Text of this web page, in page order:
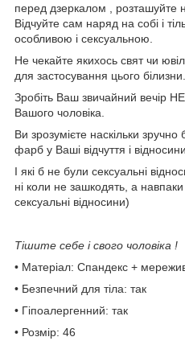
перед дзеркалом , розташуйте
Відчуйте сам наряд на собі і
особливою і сексуальною.
Не чекайте якихось свят чи
для застосування цього білизни.
Зробіть Ваш звичайний вечір
Вашого чоловіка.
Ви зрозумієте наскільки зручно
фарб у Ваші відчуття і відносини.
І які б не були сексуальні
ні коли не зашкодять, а
сексуальні відносини)
Тішите себе і свого чоловіка !
• Матеріал: Спандекс +
• Безпечний для тіла: так
• Гіпоалергенний: так
• Розмір: 46